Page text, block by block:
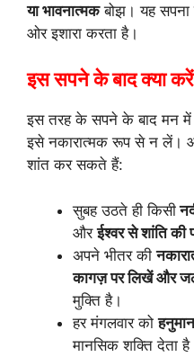
या भावनात्मकबोझ। यह सपना
ओर इशारा करता है।
इस सपने के बाद क्या
इस तरह के सपने के बाद मन में
इसे नकारात्मक रूप से न लें।
शांत कर सकते हैं:
सुबह उठते ही किसी
औरईश्वर से शांति की
अपने भीतर की
कागज़ पर लिखें और
मुक्ति है।
हर मंगलवार को
मानसिक शक्ति देता